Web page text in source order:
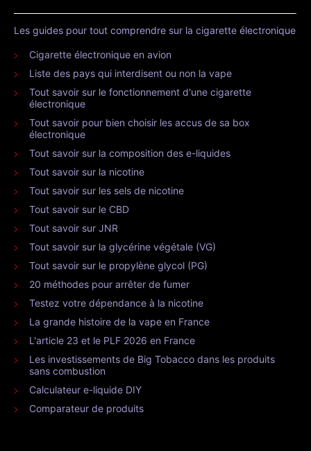
Les guides pour tout comprendre sur la cigarette électronique
Cigarette électronique en avion
Liste des pays qui interdisent ou non la vape
Tout savoir sur le fonctionnement d'une cigarette
électronique
Tout savoir pour bien choisir les accus de sa box
électronique
Tout savoir sur la composition des e-liquides
Tout savoir sur la nicotine
Tout savoir sur les sels de nicotine
Tout savoir sur le CBD
Tout savoir sur JNR
Tout savoir sur la glycérine végétale (VG)
Tout savoir sur le propylène glycol (PG)
20 méthodes pour arrêter de fumer
Testez votre dépendance à la nicotine
La grande histoire de la vape en France
L'article 23 et le PLF 2026 en France
Les investissements de Big Tobacco dans les produits
sans combustion
Calculateur e-liquide DIY
Comparateur de produits